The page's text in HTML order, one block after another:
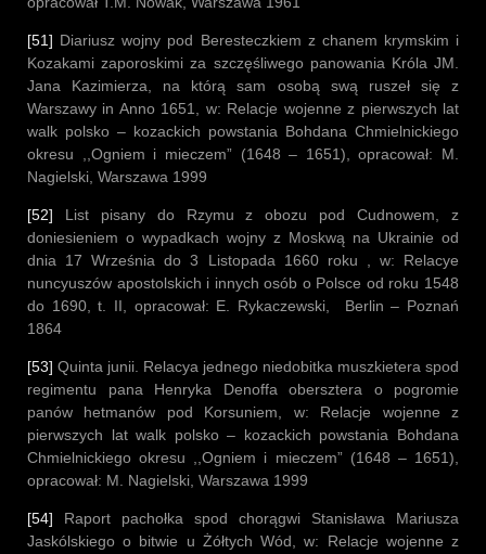
[51] Diariusz wojny pod Beresteczkiem z chanem krymskim i
Kozakami zaporoskimi za szczęśliwego panowania Króla JM.
Jana Kazimierza, na którą sam osobą swą ruszeł się z
Warszawy in Anno 1651, w: Relacje wojenne z pierwszych lat
walk polsko – kozackich powstania Bohdana Chmielnickiego
okresu ,,Ogniem i mieczem” (1648 – 1651), opracował: M.
Nagielski, Warszawa 1999
[52] List pisany do Rzymu z obozu pod Cudnowem, z
doniesieniem o wypadkach wojny z Moskwą na Ukrainie od
dnia 17 Września do 3 Listopada 1660 roku , w: Relacye
nuncyuszów apostolskich i innych osób o Polsce od roku 1548
do 1690, t. II, opracował: E. Rykaczewski, Berlin – Poznań
1864
[53] Quinta junii. Relacya jednego niedobitka muszkietera spod
regimentu pana Henryka Denoffa obersztera o pogromie
panów hetmanów pod Korsuniem, w: Relacje wojenne z
pierwszych lat walk polsko – kozackich powstania Bohdana
Chmielnickiego okresu ,,Ogniem i mieczem” (1648 – 1651),
opracował: M. Nagielski, Warszawa 1999
[54] Raport pachołka spod chorągwi Stanisława Mariusza
Jaskólskiego o bitwie u Żółtych Wód, w: Relacje wojenne z